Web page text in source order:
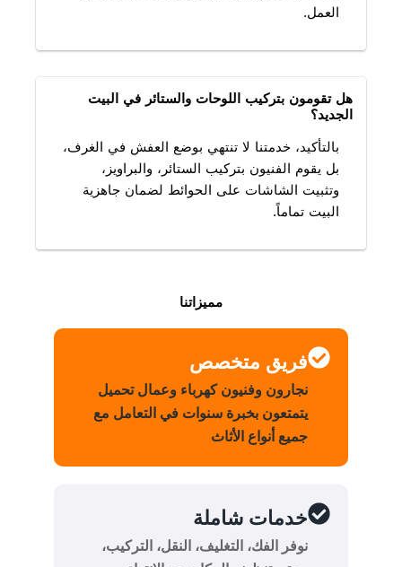
العمل.
هل تقومون بتركيب اللوحات والستائر في البيت
الجديد؟
بالتأكيد، خدمتنا لا تنتهي بوضع العفش في الغرف،
بل يقوم الفنيون بتركيب الستائر، والبراويز،
وتثبيت الشاشات على الحوائط لضمان جاهزية
البيت تماماً.
مميزاتنا
فريق متخصص
نجارون وفنيون كهرباء وعمال تحميل
يتمتعون بخبرة سنوات في التعامل مع
جميع أنواع الأثاث
خدمات شاملة
نوفر الفك، التغليف، النقل، التركيب،